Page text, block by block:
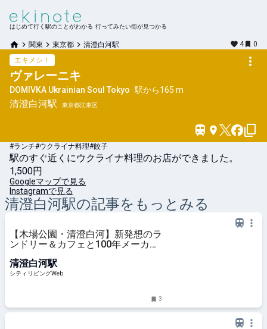
はじめて行く駅のことがわかる 行ってみたい街が見つかる
関東 東京都 清澄白河駅 4
0
エキメシ！
ヴァレーニキ
DOMIVKA Ukrainian Soul Tokyo 駅から165 m
清澄白河駅 東京都江東区
#ランチ#ウクライナ料理#餃子
駅のすぐ近くにウクライナ料理のお店ができました。
1,500円
Googleマップで見る
Instagramで見る
清澄白河駅の記事をもっとみる
【木場公園・清澄白河】新発想のラ
ンドリー＆カフェと100年メーカー
Web
清澄白河駅
シティリビングWeb
3